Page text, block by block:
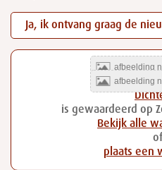
Ja, ik ontvang graag de
is gewaardeerd op
Bekijk alle
of
plaats een